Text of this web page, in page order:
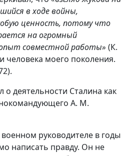
в ходе войны,
ценность, потому что
на огромный
совместной работы» (К.
человека моего поколения.
о деятельности Сталина как
А. М.
руководителе в годы
написать правду. Он не